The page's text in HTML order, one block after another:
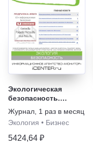
Экологическая
безопасность.
Зеленые стандарты
Журнал 1 раз в месяц
Экология • Бизнес
5424,64 ₽